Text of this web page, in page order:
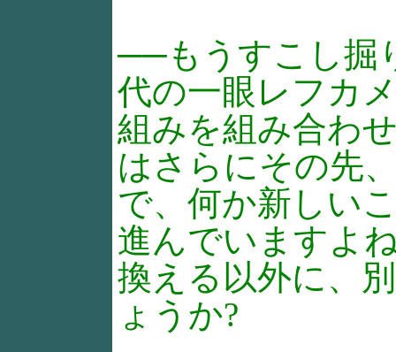
──もうすこし掘
代の一眼レフカ
組みを組み合わ
はさらにその先
で、何か新しい
進んでいますよ
換える以外に、
ょうか?